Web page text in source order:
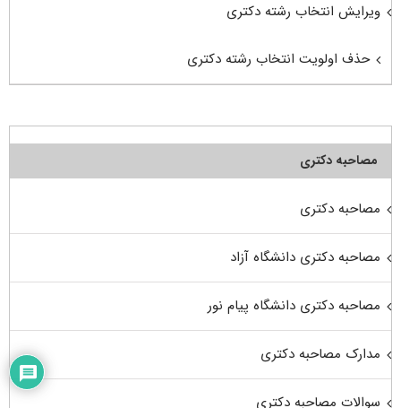
ویرایش انتخاب رشته دکتری
حذف اولویت انتخاب رشته دکتری
مصاحبه دکتری
مصاحبه دکتری
مصاحبه دکتری دانشگاه آزاد
مصاحبه دکتری دانشگاه پیام نور
مدارک مصاحبه دکتری
سوالات مصاحبه دکتری